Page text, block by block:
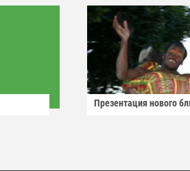
Презентация нового